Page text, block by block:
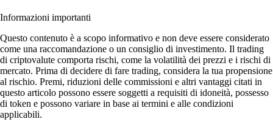
Informazioni importanti
Questo contenuto è a scopo informativo e non deve essere considerato
come una raccomandazione o un consiglio di investimento. Il trading
di criptovalute comporta rischi, come la volatilità dei prezzi e i rischi di
mercato. Prima di decidere di fare trading, considera la tua propensione
al rischio. Premi, riduzioni delle commissioni e altri vantaggi citati in
questo articolo possono essere soggetti a requisiti di idoneità, possesso
di token e possono variare in base ai termini e alle condizioni
applicabili.